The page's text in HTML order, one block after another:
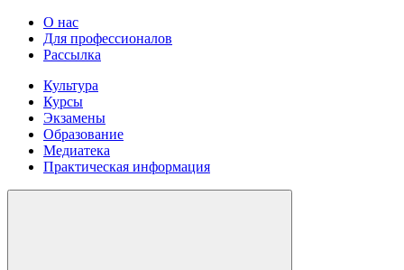
О нас
Для профессионалов
Рассылка
Культура
Курсы
Экзамены
Образование
Медиатека
Практическая информация